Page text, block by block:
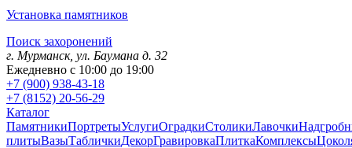
Установка памятников
Поиск захоронений
г. Мурманск, ул. Баумана д. 32
Ежедневно с 10:00 до 19:00
+7 (900) 938-43-18
+7 (8152) 20-56-29
Каталог
ПамятникиПортретыУслугиОградкиСтоликиЛавочки
плитыВазыТабличкиДекорГравировкаПлиткаКомплексы